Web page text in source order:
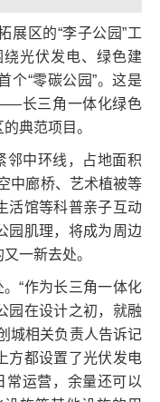
展区的“李子公园”工
光伏发电、绿色建
个“零碳公园”。这是
长三角一体化绿色
典范项目。
邻中环线，占地面积
中廊桥、艺术植被等
活馆等科普亲子互动
园肌理，将成为周边
一新去处。
“作为长三角一体化
园在设计之初，就融
城相关负责人告诉记
方都设置了光伏发电
常运营，余量还可以